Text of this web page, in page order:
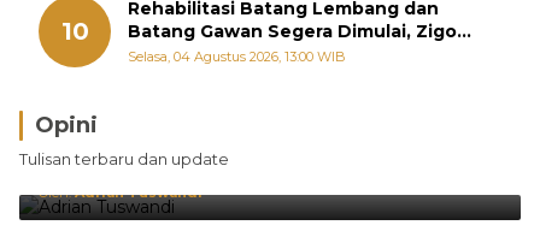
10
Rehabilitasi Batang Lembang dan
Batang Gawan Segera Dimulai, Zigo
Rolanda Pastikan Proyek Berjalan
Selasa, 04 Agustus 2026, 13:00 WIB
Opini
Tulisan terbaru dan update
Brasil Lebih Diunggulkan, tetapi Jepang Selalu
Punya Cara Membuat Kejutan
Oleh:Adrian Tuswandi